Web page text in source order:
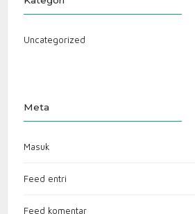
Uncategorized
Meta
Masuk
Feed entri
Feed komentar